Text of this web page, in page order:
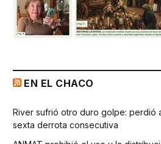
EN EL CHACO
River sufrió otro duro golpe: perdió
sexta derrota consecutiva